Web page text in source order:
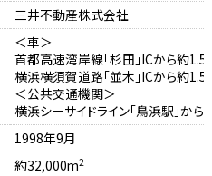
三井不動産株式会社
＜車＞
首都高速湾岸線「杉田」ICから約
横浜横須賀道路「並木」ICから約
＜公共交通機関＞
横浜シーサイドライン「鳥浜駅」か
1998年9月
約32,000m2